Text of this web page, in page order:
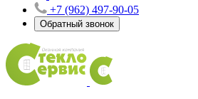
+7 (962) 497-90-05
Обратный звонок